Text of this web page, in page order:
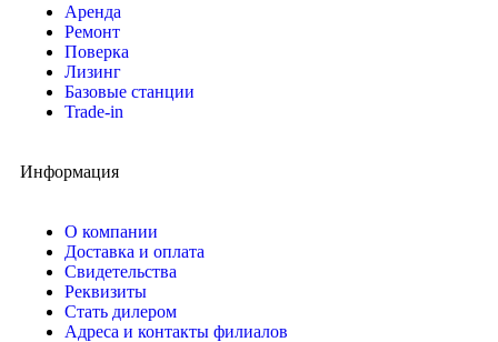
Аренда
Ремонт
Поверка
Лизинг
Базовые станции
Trade-in
Информация
О компании
Доставка и оплата
Свидетельства
Реквизиты
Стать дилером
Адреса и контакты филиалов